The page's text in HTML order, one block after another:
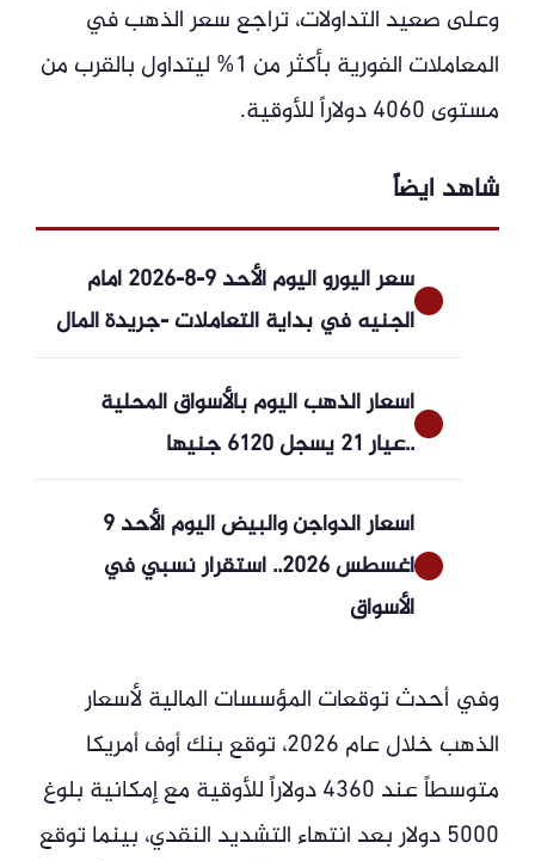
وعلى صعيد التداولات، تراجع سعر الذهب في
المعاملات الفورية بأكثر من 1% ليتداول بالقرب من
مستوى 4060 دولاراً للأوقية.
شاهد ايضاً
سعر اليورو اليوم الأحد 9-8-2026 أمام
الجنيه في بداية التعاملات -جريدة المال
أسعار الذهب اليوم بالأسواق المحلية
..عيار 21 يسجل 6120 جنيها
أسعار الدواجن والبيض اليوم الأحد 9
أغسطس 2026.. استقرار نسبي في
الأسواق
وفي أحدث توقعات المؤسسات المالية لأسعار
الذهب خلال عام 2026، توقع بنك أوف أمريكا
متوسطاً عند 4360 دولاراً للأوقية مع إمكانية بلوغ
5000 دولار بعد انتهاء التشديد النقدي، بينما توقع